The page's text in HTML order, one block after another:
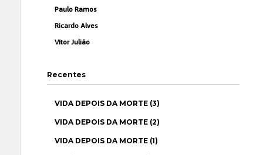
Paulo Ramos
Ricardo Alves
Vítor Julião
Recentes
VIDA DEPOIS DA MORTE (3)
VIDA DEPOIS DA MORTE (2)
VIDA DEPOIS DA MORTE (1)